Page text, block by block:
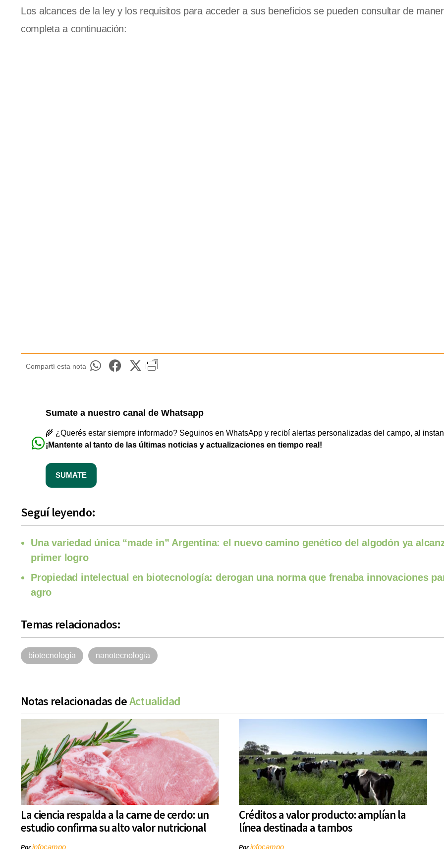
Los alcances de la ley y los requisitos para acceder a sus beneficios se pueden consultar de
completa a continuación:
Compartí esta nota
Sumate a nuestro canal de Whatsapp
🌾 ¿Querés estar siempre informado? Seguinos en WhatsApp y recibí alertas personalizadas del campo, al
¡Mantente al tanto de las últimas noticias y actualizaciones en tiempo real!
SUMATE
Seguí leyendo:
Una variedad única “made in” Argentina: el nuevo camino genético del algodón ya
primer logro
Propiedad intelectual en biotecnología: derogan una norma que frenaba innovaciones
agro
Temas relacionados:
biotecnología nanotecnología
Notas relacionadas deActualidad
La ciencia respalda a la carne de cerdo: un
estudio confirma su alto valor nutricional
Porinfocampo
Créditos a valor producto: amplían la
línea destinada a tambos
Porinfocampo